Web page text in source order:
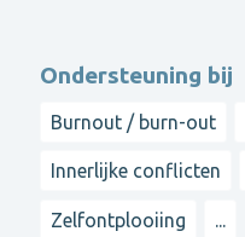
Ondersteuning bij
Burnout / burn-out
Innerlijke conflicten
Zelfontplooiing